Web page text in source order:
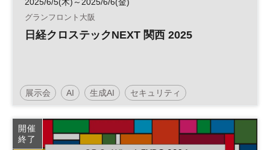
グランフロント大阪
日経クロステックNEXT 関西 2025
展示会 AI 生成AI セキュリティ
イノベーション 人工知能 テクノロジー
情報セキュリティ DX HR 参加無料
開催
終了